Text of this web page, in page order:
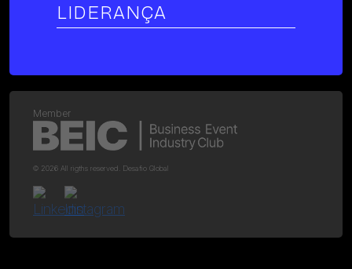
LIDERANÇA
Member
© 2026 All rigths reserved. Desafio Global